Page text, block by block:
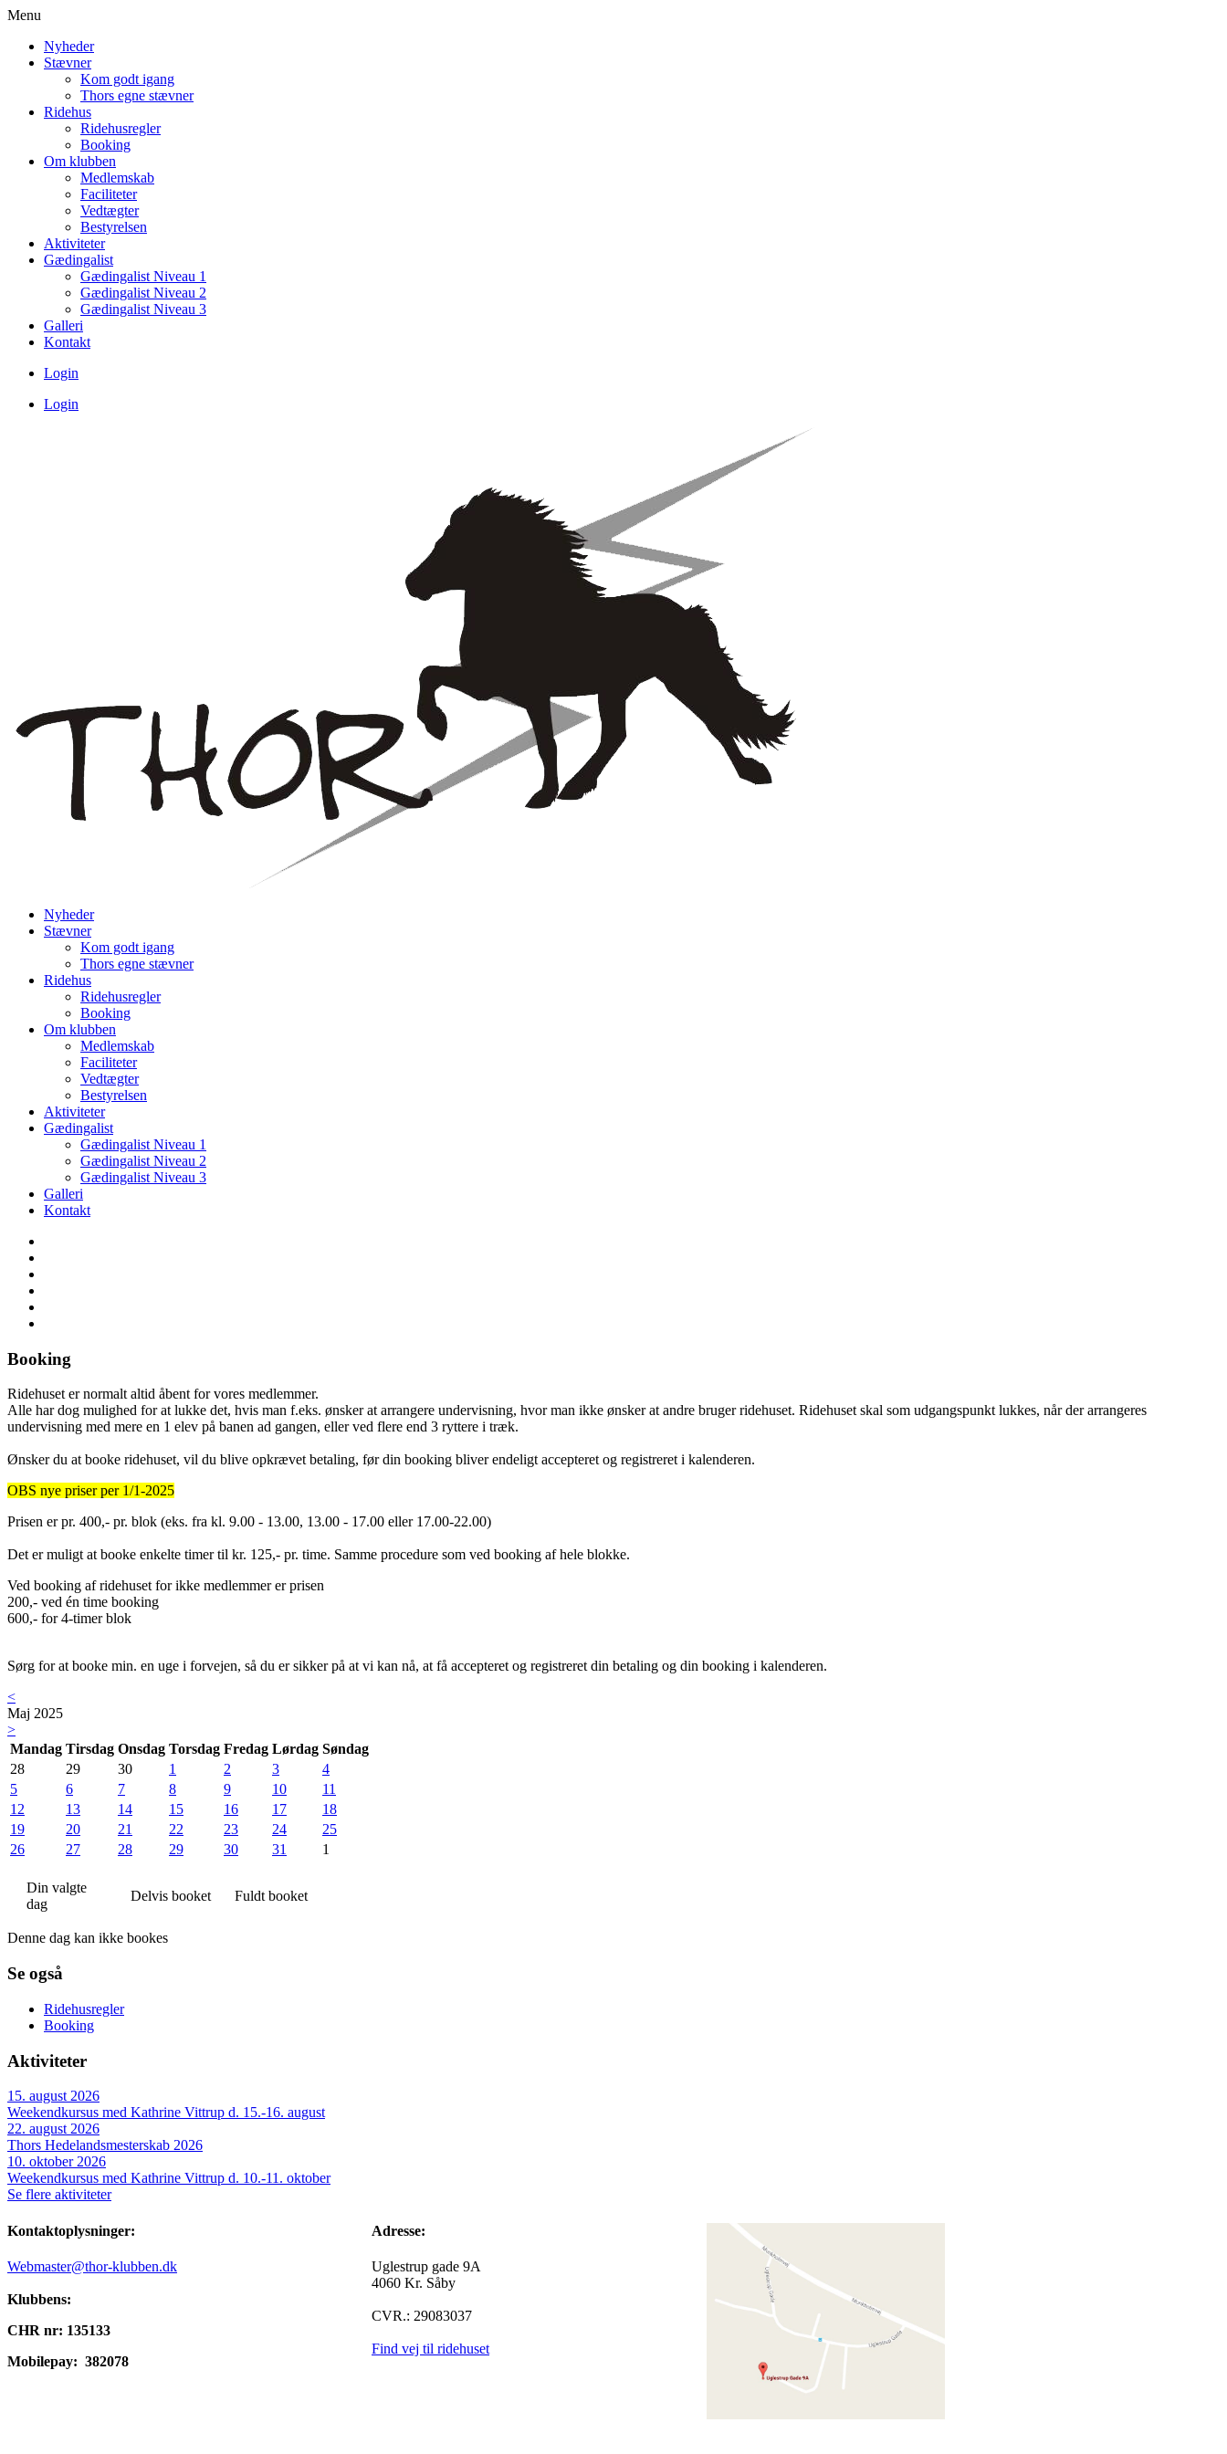
Menu
Nyheder
Stævner
Kom godt igang
Thors egne stævner
Ridehus
Ridehusregler
Booking
Om klubben
Medlemskab
Faciliteter
Vedtægter
Bestyrelsen
Aktiviteter
Gædingalist
Gædingalist Niveau 1
Gædingalist Niveau 2
Gædingalist Niveau 3
Galleri
Kontakt
Login
Login
Nyheder
Stævner
Kom godt igang
Thors egne stævner
Ridehus
Ridehusregler
Booking
Om klubben
Medlemskab
Faciliteter
Vedtægter
Bestyrelsen
Aktiviteter
Gædingalist
Gædingalist Niveau 1
Gædingalist Niveau 2
Gædingalist Niveau 3
Galleri
Kontakt
Booking
Ridehuset er normalt altid åbent for vores medlemmer.
Alle har dog mulighed for at lukke det, hvis man f.eks. ønsker at arrangere undervisning, hvor man ikke ønsker at andre bruger ridehuset. Ridehuset skal som udgangspunkt lukkes, når der arrangeres
undervisning med mere en 1 elev på banen ad gangen, eller ved flere end 3 ryttere i træk.
Ønsker du at booke ridehuset, vil du blive opkrævet betaling, før din booking bliver endeligt accepteret og registreret i kalenderen.
OBS nye priser per 1/1-2025
Prisen er pr. 400,- pr. blok (eks. fra kl. 9.00 - 13.00, 13.00 - 17.00 eller 17.00-22.00)
Det er muligt at booke enkelte timer til kr. 125,- pr. time. Samme procedure som ved booking af hele blokke.
Ved booking af ridehuset for ikke medlemmer er prisen
200,- ved én time booking
600,- for 4-timer blok
Sørg for at booke min. en uge i forvejen, så du er sikker på at vi kan nå, at få accepteret og registreret din betaling og din booking i kalenderen.
<
Maj 2025
>
Mandag Tirsdag Onsdag Torsdag Fredag Lørdag Søndag
28
29 30 1 2 3
4
5
6 7 8 9 10
11
12
13 14 15 16 17
18
19
20 21 22 23 24
25
26
27 28 29 30 31 1
Din valgte
dag
Delvis booket Fuldt booket
Denne dag kan ikke bookes
Se også
Ridehusregler
Booking
Aktiviteter
15. august 2026
Weekendkursus med Kathrine Vittrup d. 15.-16. august
22. august 2026
Thors Hedelandsmesterskab 2026
10. oktober 2026
Weekendkursus med Kathrine Vittrup d. 10.-11. oktober
Se flere aktiviteter
Kontaktoplysninger:
Webmaster@thor-klubben.dk
Klubbens:
CHR nr: 135133
Mobilepay: 382078
Adresse:
Uglestrup gade 9A
4060 Kr. Såby
CVR.: 29083037
Find vej til ridehuset